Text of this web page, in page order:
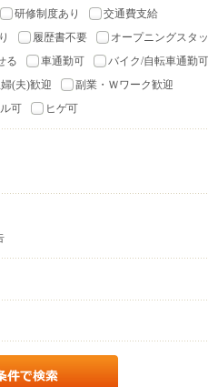
研修制度あり
交通費支給
履歴書不要
オープニングスタ
る 車通勤可
バイク/自転車通勤可
(夫)歓迎
副業・Ｗワーク歓迎
可 ヒゲ可